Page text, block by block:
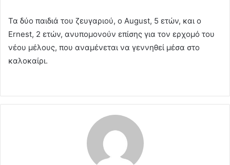
Τα δύο παιδιά του ζευγαριού, ο August, 5 ετών, και ο
Ernest, 2 ετών, ανυπομονούν επίσης για τον ερχομό του
νέου μέλους, που αναμένεται να γεννηθεί μέσα στο
καλοκαίρι.